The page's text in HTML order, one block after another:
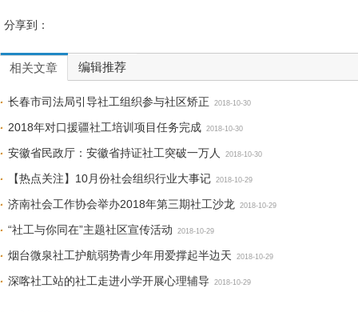
分享到：
相关文章 编辑推荐
长春市司法局引导社工组织参与社区矫正 2018-10-30
2018年对口援疆社工培训项目任务完成 2018-10-30
安徽省民政厅：安徽省持证社工突破一万人 2018-10-30
【热点关注】10月份社会组织行业大事记 2018-10-29
济南社会工作协会举办2018年第三期社工沙龙 2018-10-29
“社工与你同在”主题社区宣传活动 2018-10-29
烟台微泉社工护航弱势青少年用爱撑起半边天 2018-10-29
深喀社工站的社工走进小学开展心理辅导 2018-10-29